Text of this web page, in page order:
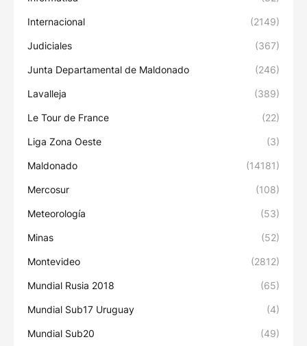
Internacional (2149)
Judiciales (367)
Junta Departamental de Maldonado (246)
Lavalleja (389)
Le Tour de France (22)
Liga Zona Oeste (3)
Maldonado (14181)
Mercosur (108)
Meteorología (53)
Minas (52)
Montevideo (2812)
Mundial Rusia 2018 (65)
Mundial Sub17 Uruguay (4)
Mundial Sub20 (49)